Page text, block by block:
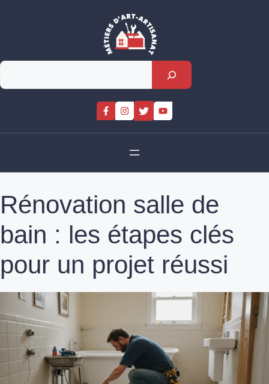
Rechercher
Rénovation salle de
bain : les étapes clés
pour un projet réussi